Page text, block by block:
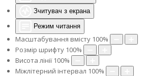
Зчитувач з екрана
Режим читання
Масштабування вмісту 100%
Розмір шрифту 100%
Висота лінії 100%
Міжлітерний інтервал 100%